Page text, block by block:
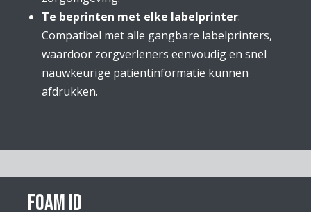
Te beprinten met elke labelprinter:
Compatibel met alle gangbare labelprinters,
waardoor zorgverleners eenvoudig en snel
nauwkeurige patiëntinformatie kunnen
afdrukken.
Foam ID